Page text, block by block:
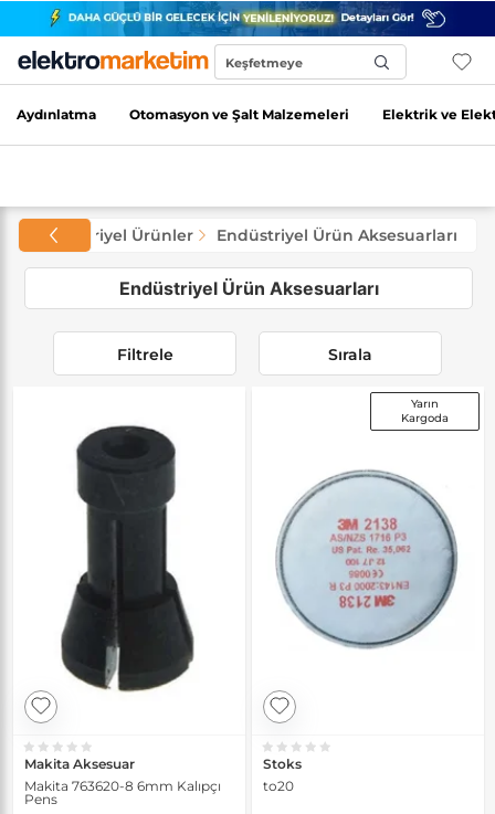
Keşfetmeye
Aydınlatma Otomasyon ve Şalt Malzemeleri Elektrik ve
Endüstriyel Ürünler Endüstriyel Ürün Aksesuarları
Endüstriyel Ürün Aksesuarları
Filtrele Sırala
Makita Aksesuar
Makita 763620-8 6mm Kalıpçı
Pens
Yarın
Kargoda
Stoks
to20